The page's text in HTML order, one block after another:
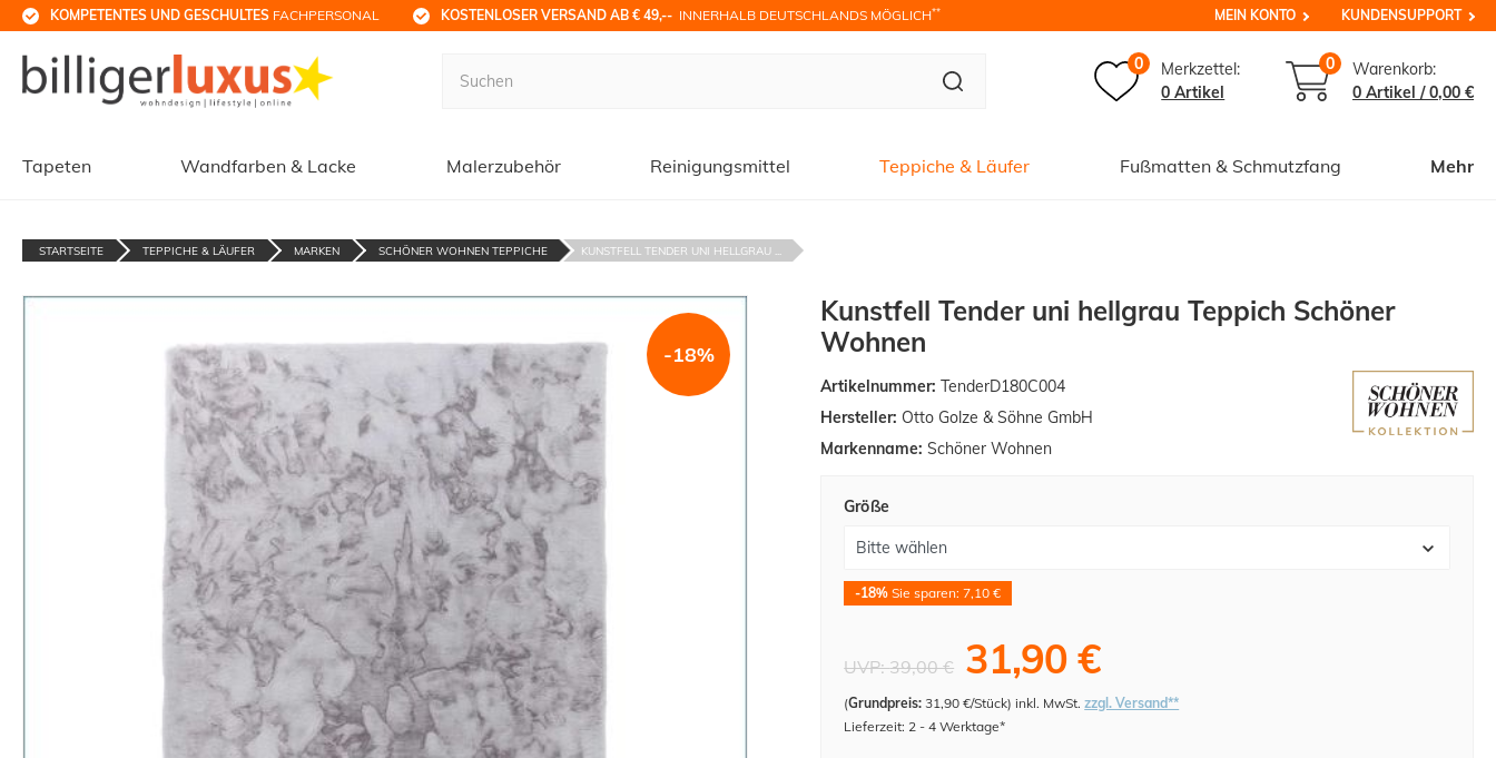
KOMPETENTES UND GESCHULTES FACHPERSONAL KOSTENLOSER VERSAND AB € 49,-- INNERHALB DEUTSCHLANDS MÖGLICH** MEIN KONTO KUNDENSUPPORT
0
Merkzettel:
0 Artikel
0
Warenkorb:
0 Artikel /0,00 €
Tapeten Wandfarben & Lacke Malerzubehör Reinigungsmittel Teppiche & Läufer Fußmatten & Schmutzfang Mehr
STARTSEITE TEPPICHE & LÄUFER MARKEN SCHÖNER WOHNEN TEPPICHE KUNSTFELL TENDER UNI HELLGRAU ...
-18%
Kunstfell Tender uni hellgrau Teppich Schöner
Wohnen
Artikelnummer: TenderD180C004
Hersteller: Otto Golze & Söhne GmbH
Markenname: Schöner Wohnen
Größe
-18% Sie sparen: 7,10 €
UVP:39,00 € 31,90 €
(Grundpreis: 31,90 €/Stück)inkl. MwSt.zzgl. Versand**
Lieferzeit: 2 - 4 Werktage*